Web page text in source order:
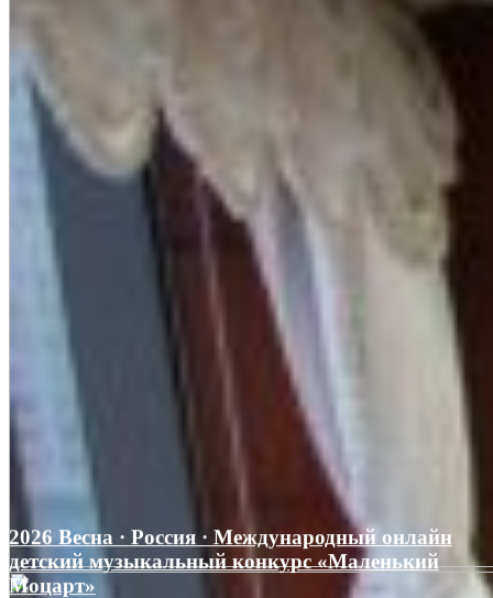
2026 Весна · Россия · Международный онлайн
детский музыкальный конкурс «Маленький
Моцарт»